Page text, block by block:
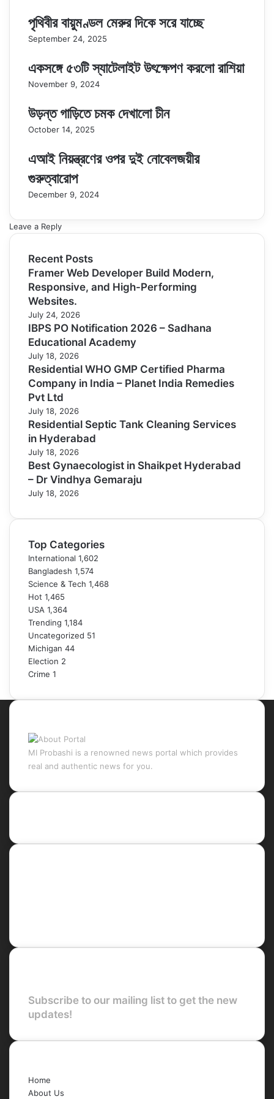
পৃথিবীর বায়ুমণ্ডল মেরুর দিকে সরে যাচ্ছে
September 24, 2025
একসঙ্গে ৫৩টি স্যাটেলাইট উৎক্ষেপণ করলো রাশিয়া
November 9, 2024
উড়ন্ত গাড়িতে চমক দেখালো চীন
October 14, 2025
এআই নিয়ন্ত্রণের ওপর দুই নোবেলজয়ীর
গুরুত্বারোপ
December 9, 2024
Leave a Reply
Recent Posts
Framer Web Developer Build Modern,
Responsive, and High-Performing
Websites.
July 24, 2026
IBPS PO Notification 2026 – Sadhana
Educational Academy
July 18, 2026
Residential WHO GMP Certified Pharma
Company in India – Planet India Remedies
Pvt Ltd
July 18, 2026
Residential Septic Tank Cleaning Services
in Hyderabad
July 18, 2026
Best Gynaecologist in Shaikpet Hyderabad
– Dr Vindhya Gemaraju
July 18, 2026
Top Categories
International 1,602
Bangladesh 1,574
Science & Tech 1,468
Hot 1,465
USA 1,364
Trending 1,184
Uncategorized 51
Michigan 44
Election 2
Crime 1
MI Probashi is a renowned news portal which provides
real and authentic news for you.
Subscribe to our mailing list to get the new
updates!
Home
About Us